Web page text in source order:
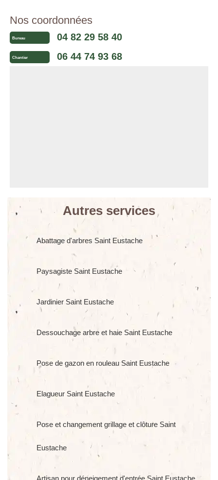
Nos coordonnées
Bureau 04 82 29 58 40
Chantier 06 44 74 93 68
Autres services
Abattage d'arbres Saint Eustache
Paysagiste Saint Eustache
Jardinier Saint Eustache
Dessouchage arbre et haie Saint Eustache
Pose de gazon en rouleau Saint Eustache
Elagueur Saint Eustache
Pose et changement grillage et clôture Saint
Eustache
Artisan pour déneigement d'entrée Saint Eustache